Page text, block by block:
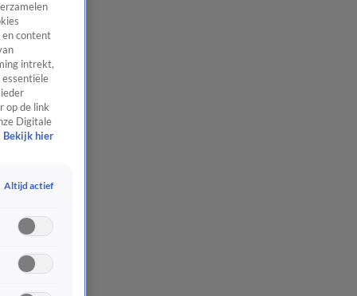
en content
intrekt,
op de link
Digitale
Bekijk hier
Altijd actief